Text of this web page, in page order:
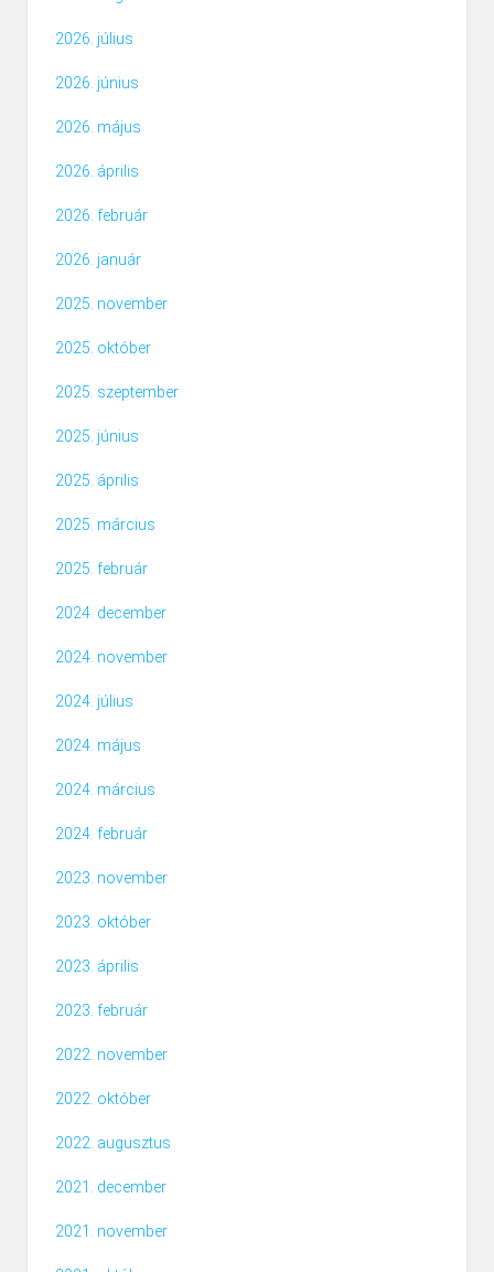
2026. július
2026. június
2026. május
2026. április
2026. február
2026. január
2025. november
2025. október
2025. szeptember
2025. június
2025. április
2025. március
2025. február
2024. december
2024. november
2024. július
2024. május
2024. március
2024. február
2023. november
2023. október
2023. április
2023. február
2022. november
2022. október
2022. augusztus
2021. december
2021. november